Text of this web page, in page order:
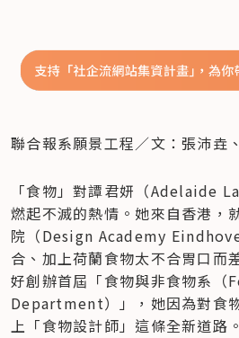
聯合報系願景工程／文：張沛垚
「食物」對譚君妍（Adelaide
燃起不滅的熱情。她來自香港，
院（Design Academy
合、加上荷蘭食物太不合胃口而
好創辦首屆「食物與非食物系
Department）」，她因為對食
上「食物設計師」這條全新道路。